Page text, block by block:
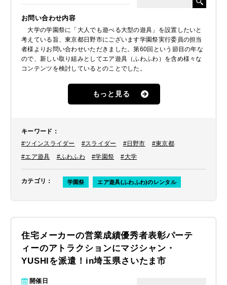
お問い合わせ内容
大学の学園祭に「大人でも遊べる大型の遊具」を設置したいと
考えている旨、東京都日野市にございます学園祭実行委員の担当
者様よりお問い合わせいただきました。第60回という節目の年な
ので、新しい取り組みとしてエア遊具（ふわふわ）を含め様々な
コンテンツを検討しているとのことでした。
もっと見る
キーワード ：
#ツインスライダー
#スライダー #日野市
#東京都
#エア遊具
#ふわふわ #学園祭 #大学
カテゴリ ： 学園祭 エア遊具(ふわふわ)のレンタル
住宅メーカーの営業成績優秀者表彰パーテ
ィーのアトラクションにマジシャン・
YUSHIを派遣！in埼玉県さいたま市
開催日